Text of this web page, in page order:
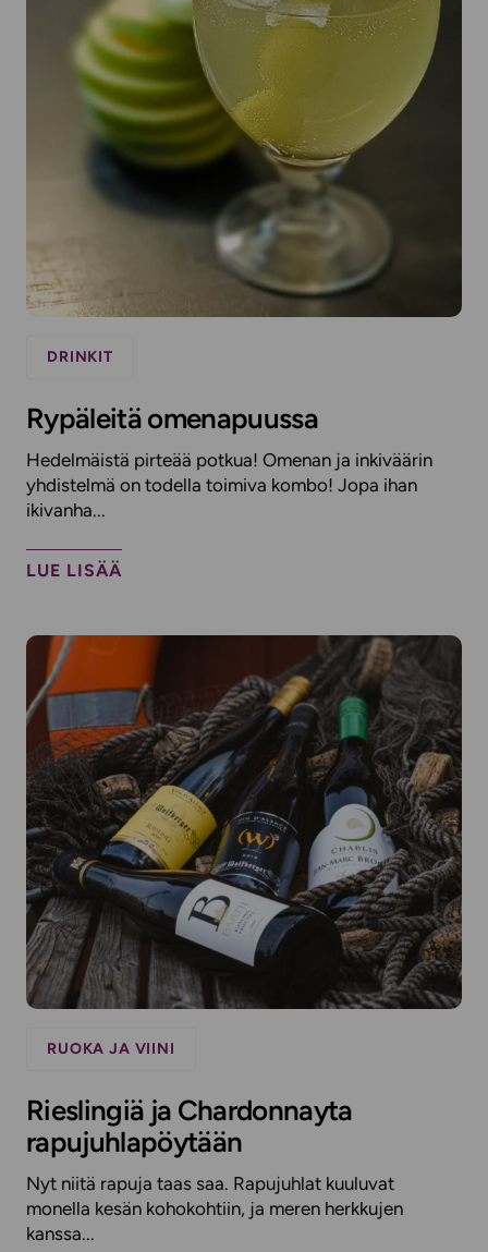
DRINKIT
Rypäleitä omenapuussa
Hedelmäistä pirteää potkua! Omenan ja inkiväärin
yhdistelmä on todella toimiva kombo! Jopa ihan
ikivanha...
LUE LISÄÄ
RUOKA JA VIINI
Rieslingiä ja Chardonnayta
rapujuhlapöytään
Nyt niitä rapuja taas saa. Rapujuhlat kuuluvat
monella kesän kohokohtiin, ja meren herkkujen
kanssa...